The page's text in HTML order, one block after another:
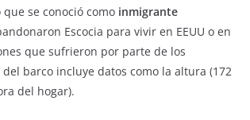
se conoció como inmigrante
Escocia para vivir en EEUU o en
que sufrieron por parte de los
barco incluye datos como la altura (172
del hogar).